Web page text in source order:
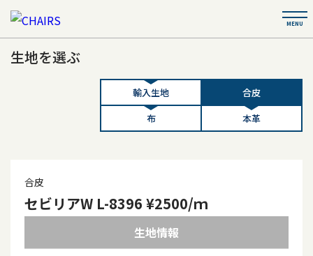
生地を選ぶ
輸入生地
合皮
布
本革
合皮
セビリアW L-8396 ¥2500/ｍ
生地情報